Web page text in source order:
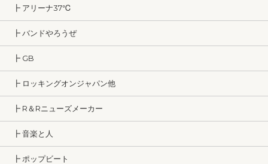
┣ アリーナ37℃
┣ バンドやろうぜ
┣ GB
┣ ロッキングオンジャパン他
┣ R＆Rニューズメーカー
┣ 音楽と人
┣ ポップビート